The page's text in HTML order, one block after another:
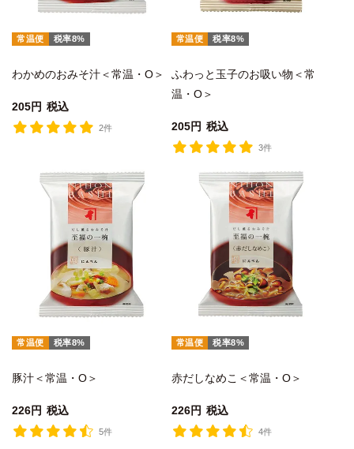
常温便 税率8%
わかめのおみそ汁＜常温・O＞
205 税込
2件
常温便 税率8%
ふわっと玉子のお吸い物＜常
温・O＞
205 税込
3件
常温便 税率8%
豚汁＜常温・O＞
226 税込
5件
常温便 税率8%
赤だしなめこ＜常温・O＞
226 税込
4件